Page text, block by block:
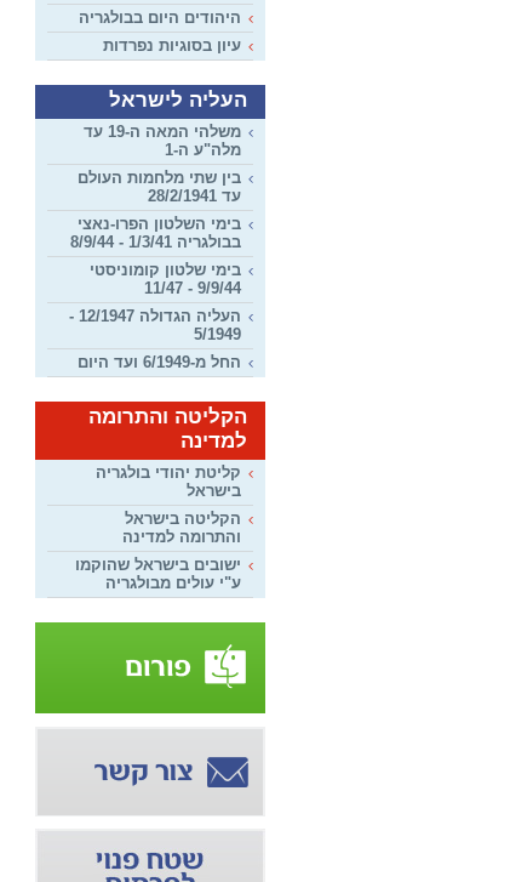
היהודים היום בבולגריה
עיון בסוגיות נפרדות
העליה לישראל
משלהי המאה ה-19 עד
מלה"ע ה-1
בין שתי מלחמות העולם
עד 28/2/1941
בימי השלטון הפרו-נאצי
בבולגריה 1/3/41 - 8/9/44
בימי שלטון קומוניסטי
9/9/44 - 11/47
העליה הגדולה 12/1947 -
5/1949
החל מ-6/1949 ועד היום
הקליטה והתרומה
למדינה
קליטת יהודי בולגריה
בישראל
הקליטה בישראל
והתרומה למדינה
ישובים בישראל שהוקמו
ע"י עולים מבולגריה